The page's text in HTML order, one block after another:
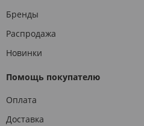
Бренды
Распродажа
Новинки
Помощь покупателю
Оплата
Доставка